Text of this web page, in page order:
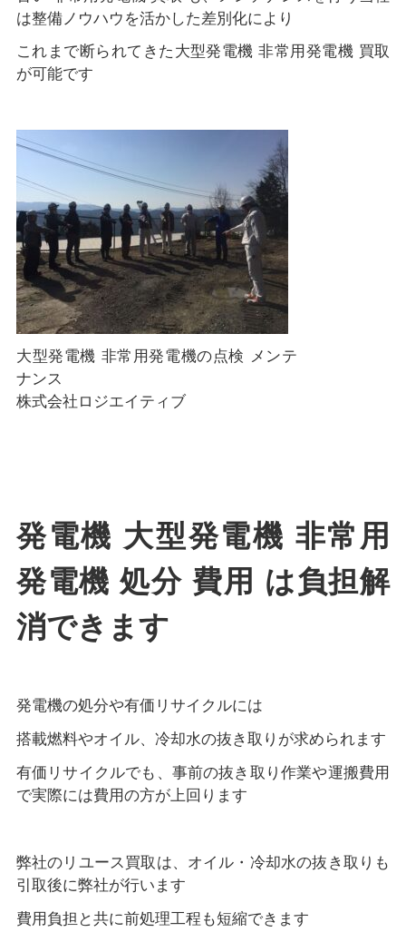
は整備ノウハウを活かした差別化により
これまで断られてきた大型発電機 非常用発電機 買取
が可能です
大型発電機 非常用発電機の点検 メンテ
ナンス
株式会社ロジエイティブ
発電機 大型発電機 非常用
発電機 処分 費用 は負担解
消できます
発電機の処分や有価リサイクルには
搭載燃料やオイル、冷却水の抜き取りが求められます
有価リサイクルでも、事前の抜き取り作業や運搬費用
で実際には費用の方が上回ります
弊社のリユース買取は、オイル・冷却水の抜き取りも
引取後に弊社が行います
費用負担と共に前処理工程も短縮できます